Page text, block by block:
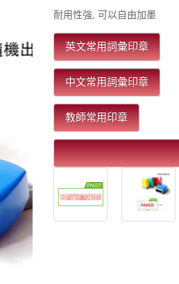
耐用性強, 可以自由加墨
英文常用詞彙印章
中文常用詞彙印章
教師常用印章